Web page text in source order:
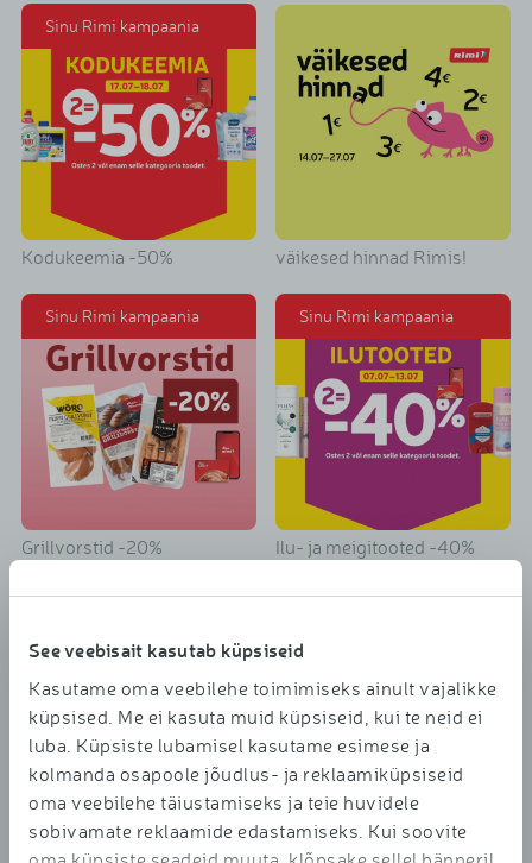
See veebisait kasutab küpsiseid
Kasutame oma veebilehe toimimiseks ainult vajalikke
küpsised. Me ei kasuta muid küpsiseid, kui te neid ei
luba. Küpsiste lubamisel kasutame esimese ja
kolmanda osapoole jõudlus- ja reklaamiküpsiseid
oma veebilehe täiustamiseks ja teie huvidele
sobivamate reklaamide edastamiseks. Kui soovite
Sinu Rimi kampaania
Kodukeemia -50% väikesed hinnad Rimis!
Sinu Rimi kampaania
Grillvorstid -20%
Sinu Rimi kampaania
Ilu- ja meigitooted -40%
Võida Apollo kinkekaart! Mammutipäevad